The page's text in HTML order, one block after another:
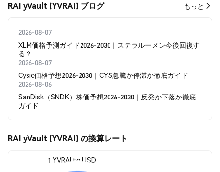
RAI yVault (YVRAI) ブログ もっと
2026-08-07
XLM価格予測ガイド2026-2030｜ステラルーメン今後回復す
る？
2026-08-07
Cysic価格予想2026-2030｜CYS急騰か停滞か徹底ガイド
2026-08-06
SanDisk（SNDK）株価予想2026-2030｜反発か下落か徹底
ガイド
RAI yVault (YVRAI) の換算レート
1 YVRAI to USD